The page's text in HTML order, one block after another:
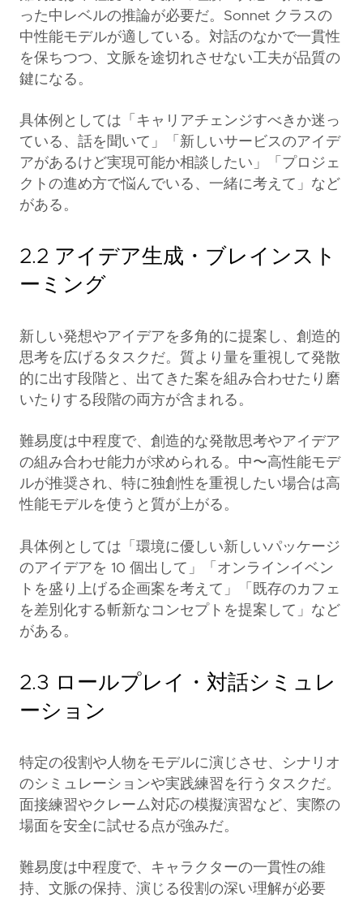
った中レベルの推論が必要だ。Sonnet クラスの
中性能モデルが適している。対話のなかで一貫性
を保ちつつ、文脈を途切れさせない工夫が品質の
鍵になる。
具体例としては「キャリアチェンジすべきか迷っ
ている、話を聞いて」「新しいサービスのアイデ
アがあるけど実現可能か相談したい」「プロジェ
クトの進め方で悩んでいる、一緒に考えて」など
がある。
2.2 アイデア生成・ブレインスト
ーミング
新しい発想やアイデアを多角的に提案し、創造的
思考を広げるタスクだ。質より量を重視して発散
的に出す段階と、出てきた案を組み合わせたり磨
いたりする段階の両方が含まれる。
難易度は中程度で、創造的な発散思考やアイデア
の組み合わせ能力が求められる。中〜高性能モデ
ルが推奨され、特に独創性を重視したい場合は高
性能モデルを使うと質が上がる。
具体例としては「環境に優しい新しいパッケージ
のアイデアを 10 個出して」「オンラインイベン
トを盛り上げる企画案を考えて」「既存のカフェ
を差別化する斬新なコンセプトを提案して」など
がある。
2.3 ロールプレイ・対話シミュレ
ーション
特定の役割や人物をモデルに演じさせ、シナリオ
のシミュレーションや実践練習を行うタスクだ。
面接練習やクレーム対応の模擬演習など、実際の
場面を安全に試せる点が強みだ。
難易度は中程度で、キャラクターの一貫性の維
持、文脈の保持、演じる役割の深い理解が必要